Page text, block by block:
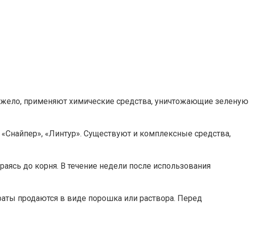
применяют химические средства, уничтожающие зеленую
«Линтур». Существуют и комплексные средства,
до корня. В течение недели после использования
продаются в виде порошка или раствора. Перед